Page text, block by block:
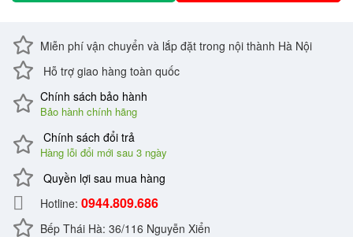
Miễn phí vận chuyển và lắp đặt trong nội thành Hà Nội
Hỗ trợ giao hàng toàn quốc
Chính sách bảo hành
Bảo hành chính hãng
Chính sách đổi trả
Hàng lỗi đổi mới sau 3 ngày
Quyền lợi sau mua hàng
Hotline: 0944.809.686
Bếp Thái Hà: 36/116 Nguyễn Xiển